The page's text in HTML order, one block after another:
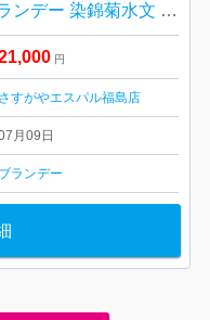
サントリーブランデー 染錦菊水文 700ml
円
さすがやエスパル福島店
月09日
ブランデー